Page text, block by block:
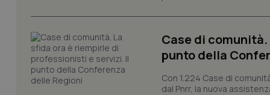
Case di
punto della
Con 1.224 Case di
dal Pnrr, la nuova